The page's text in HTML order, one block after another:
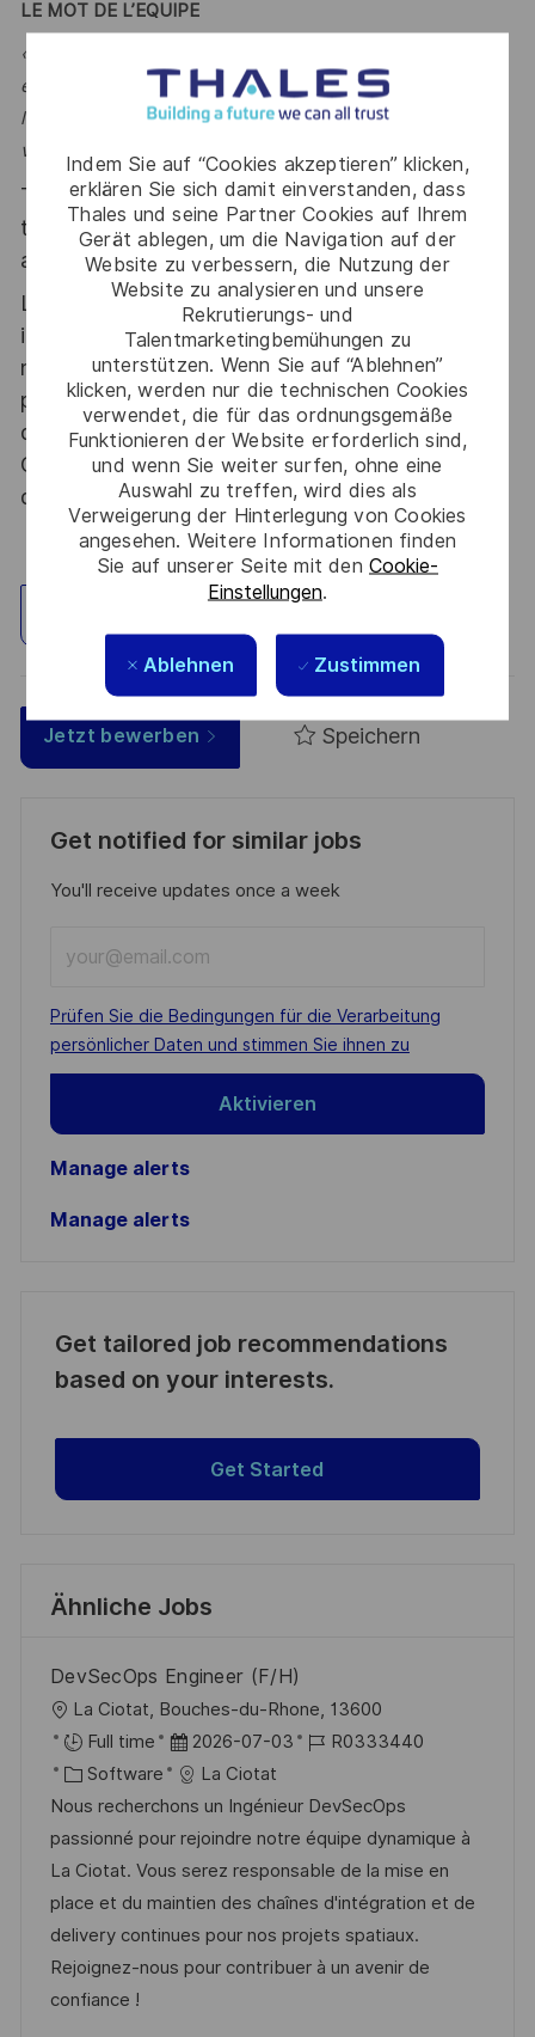
Indem Sie auf “Cookies akzeptieren” klicken,
erklären Sie sich damit einverstanden, dass
Thales und seine Partner Cookies auf Ihrem
Gerät ablegen, um die Navigation auf der
Website zu verbessern, die Nutzung der
Website zu analysieren und unsere
Rekrutierungs- und
Talentmarketingbemühungen zu
unterstützen. Wenn Sie auf “Ablehnen”
klicken, werden nur die technischen Cookies
verwendet, die für das ordnungsgemäße
Funktionieren der Website erforderlich sind,
und wenn Sie weiter surfen, ohne eine
Auswahl zu treffen, wird dies als
Verweigerung der Hinterlegung von Cookies
angesehen. Weitere Informationen finden
Sie auf unserer Seite mit den Cookie-
Einstellungen.
Ablehnen Zustimmen
LE MOT DE L’EQUIPE
« Au sein d’une équipe dynamique et pluridisciplinaire, en
étroite relation avec le Product Design Authority (PDA) de
la Solution et aussi avec l’IVVQ Manager, venez apporter
votre expertise ! »
Thales, entreprise Handi-Engagée, reconnait
tous les talents. La diversité est notre meilleur
atout. Postulez et rejoignez nous !
Le poste pouvant nécessiter d'accéder à des
informations relevant du secret de la défense
nationale, la personne retenue fera l'objet d'une
procédure d’habilitation, conformément aux
dispositions des articles R.2311-1 et suivants du
Code de la défense et de l’IGI 1300 SGDSN/PSE
du 09 août 2021.
Jetzt bewerben Speichern
Get notified for similar jobs
You'll receive updates once a week
Email
address
(Required)
Required
Prüfen Sie die Bedingungen für die Verarbeitung
persönlicher Daten und stimmen Sie ihnen zu
Aktivieren
Manage alerts
Manage alerts
Get tailored job recommendations
based on your interests.
Get Started
Ähnliche Jobs
DevSecOps Engineer (F/H)
O
r
t
La Ciotat, Bouches-du-Rhone, 13600
Full time
D
a
t
u
m
d
e
r
2026-07-03
J
b
-
I
D
R0333440
K
a
t
e
g
o
r
i
Software
La Ciotat
Nous recherchons un Ingénieur DevSecOps
passionné pour rejoindre notre équipe dynamique à
La Ciotat. Vous serez responsable de la mise en
place et du maintien des chaînes d'intégration et de
delivery continues pour nos projets spatiaux.
Rejoignez-nous pour contribuer à un avenir de
confiance !